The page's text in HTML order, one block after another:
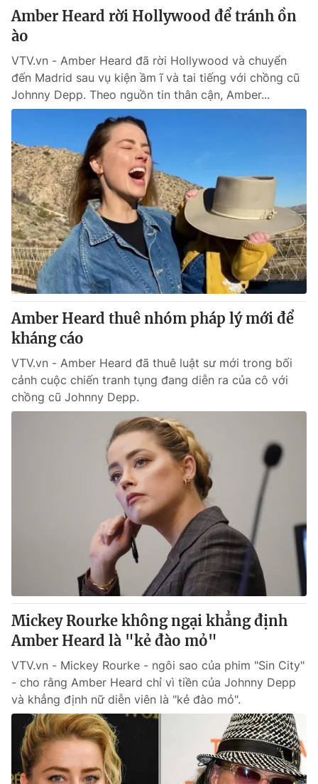
Amber Heard rời Hollywood để tránh ồn
ào
VTV.vn - Amber Heard đã rời Hollywood và chuyển
đến Madrid sau vụ kiện ầm ĩ và tai tiếng với chồng cũ
Johnny Depp. Theo nguồn tin thân cận, Amber...
Amber Heard thuê nhóm pháp lý mới để
kháng cáo
VTV.vn - Amber Heard đã thuê luật sư mới trong bối
cảnh cuộc chiến tranh tụng đang diễn ra của cô với
chồng cũ Johnny Depp.
Mickey Rourke không ngại khẳng định
Amber Heard là "kẻ đào mỏ"
VTV.vn - Mickey Rourke - ngôi sao của phim "Sin City"
- cho rằng Amber Heard chỉ vì tiền của Johnny Depp
và khẳng định nữ diễn viên là "kẻ đào mỏ".